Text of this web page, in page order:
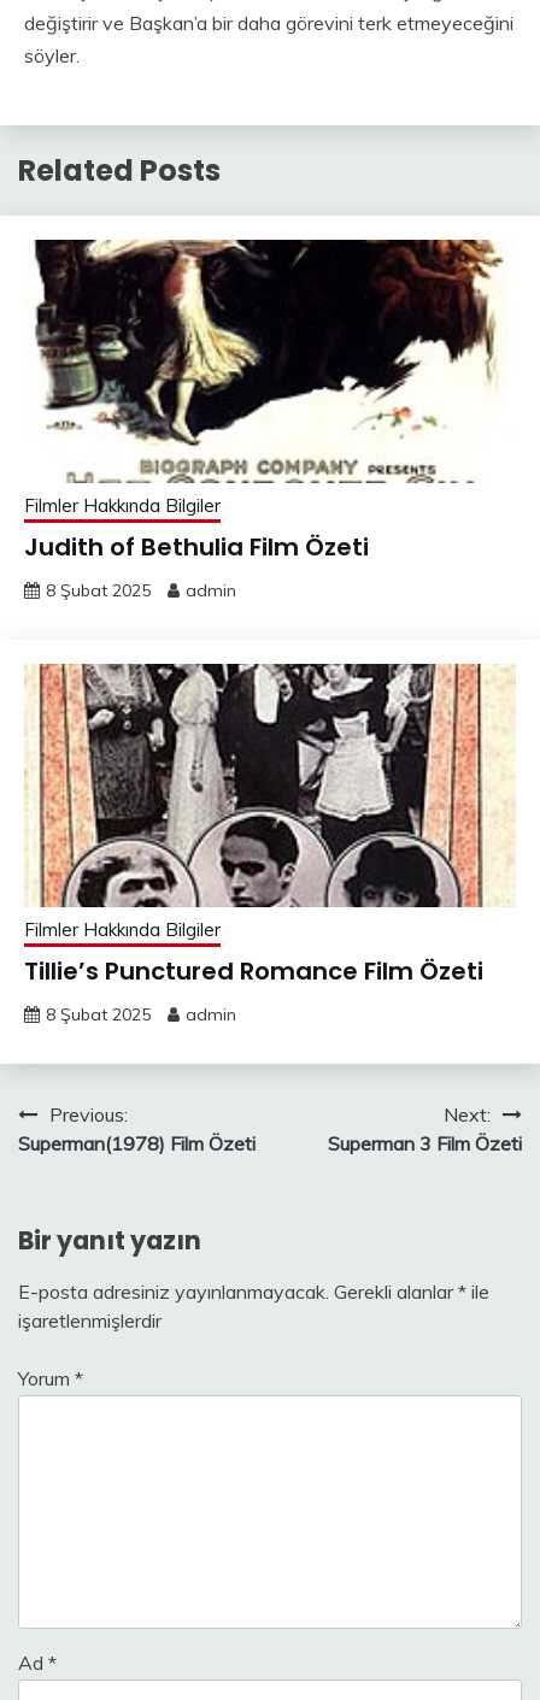
değiştirir ve Başkan’a bir daha görevini terk etmeyeceğini
söyler.
Related Posts
Filmler Hakkında Bilgiler
Judith of Bethulia Film Özeti
8 Şubat 2025 admin
Filmler Hakkında Bilgiler
Tillie’s Punctured Romance Film Özeti
8 Şubat 2025 admin
Yazı
gezinmesi
Previous:
Superman(1978) Film Özeti
Next:
Superman 3 Film Özeti
Bir yanıt yazın
E-posta adresiniz yayınlanmayacak. Gerekli alanlar* ile
işaretlenmişlerdir
Yorum *
Ad *